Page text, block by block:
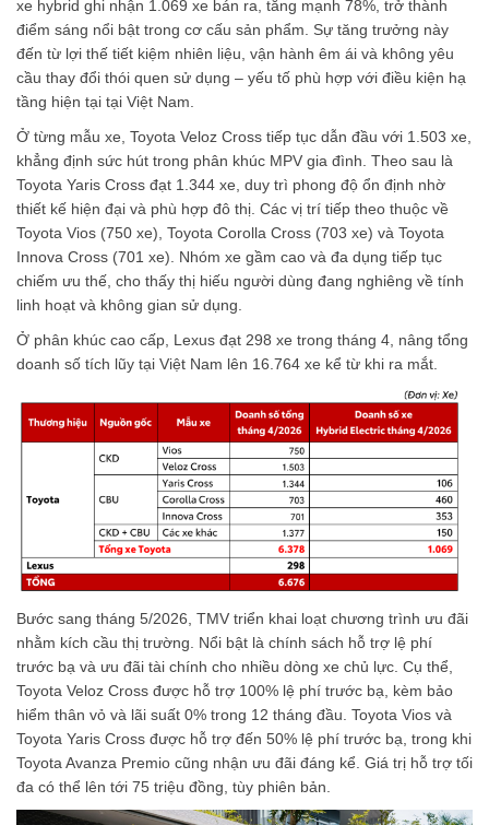
xe hybrid ghi nhận 1.069 xe bán ra, tăng mạnh 78%, trở thành
điểm sáng nổi bật trong cơ cấu sản phẩm. Sự tăng trưởng này
đến từ lợi thế tiết kiệm nhiên liệu, vận hành êm ái và không yêu
cầu thay đổi thói quen sử dụng – yếu tố phù hợp với điều kiện hạ
tầng hiện tại tại Việt Nam.
Ở từng mẫu xe, Toyota Veloz Cross tiếp tục dẫn đầu với 1.503 xe,
khẳng định sức hút trong phân khúc MPV gia đình. Theo sau là
Toyota Yaris Cross đạt 1.344 xe, duy trì phong độ ổn định nhờ
thiết kế hiện đại và phù hợp đô thị. Các vị trí tiếp theo thuộc về
Toyota Vios (750 xe), Toyota Corolla Cross (703 xe) và Toyota
Innova Cross (701 xe). Nhóm xe gầm cao và đa dụng tiếp tục
chiếm ưu thế, cho thấy thị hiếu người dùng đang nghiêng về tính
linh hoạt và không gian sử dụng.
Ở phân khúc cao cấp, Lexus đạt 298 xe trong tháng 4, nâng tổng
doanh số tích lũy tại Việt Nam lên 16.764 xe kể từ khi ra mắt.
Bước sang tháng 5/2026, TMV triển khai loạt chương trình ưu đãi
nhằm kích cầu thị trường. Nổi bật là chính sách hỗ trợ lệ phí
trước bạ và ưu đãi tài chính cho nhiều dòng xe chủ lực. Cụ thể,
Toyota Veloz Cross được hỗ trợ 100% lệ phí trước bạ, kèm bảo
hiểm thân vỏ và lãi suất 0% trong 12 tháng đầu. Toyota Vios và
Toyota Yaris Cross được hỗ trợ đến 50% lệ phí trước bạ, trong khi
Toyota Avanza Premio cũng nhận ưu đãi đáng kể. Giá trị hỗ trợ tối
đa có thể lên tới 75 triệu đồng, tùy phiên bản.